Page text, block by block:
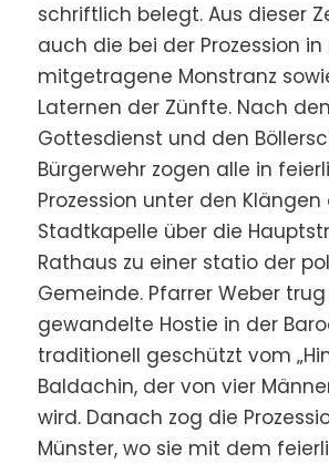
schriftlich belegt. Aus dieser
auch die bei der Prozession in
mitgetragene Monstranz
Laternen der Zünfte. Nach
Gottesdienst und den
Bürgerwehr zogen alle in
Prozession unter den Klängen
Stadtkapelle über die
Rathaus zu einer statio der
Gemeinde. Pfarrer Weber
gewandelte Hostie in der
traditionell geschützt vom
Baldachin, der von vier
wird. Danach zog die
Münster, wo sie mit dem